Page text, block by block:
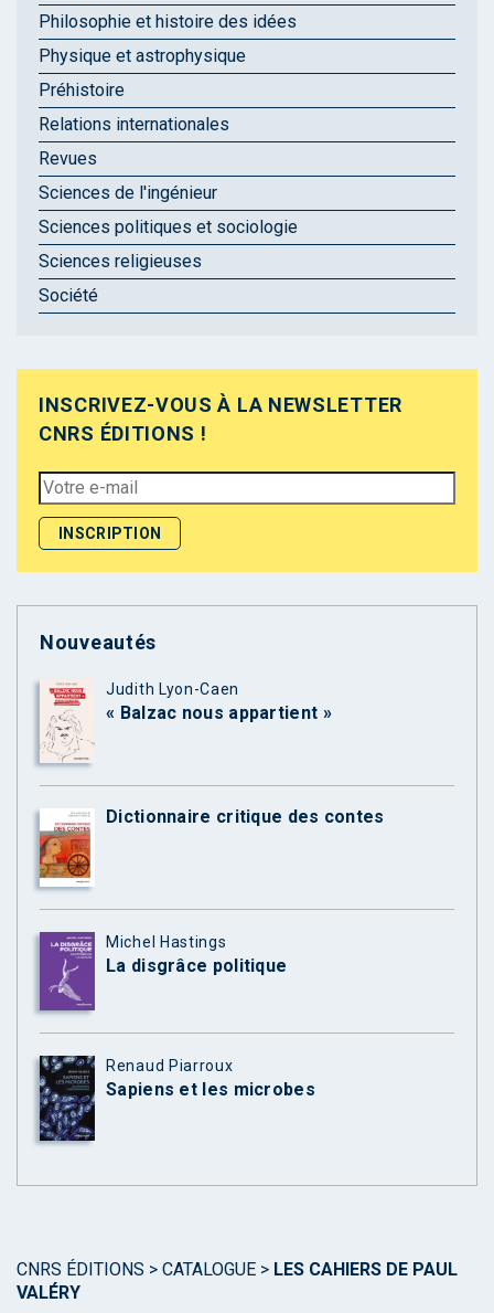
Philosophie et histoire des idées
Physique et astrophysique
Préhistoire
Relations internationales
Revues
Sciences de l'ingénieur
Sciences politiques et sociologie
Sciences religieuses
Société
INSCRIVEZ-VOUS À LA NEWSLETTER
CNRS ÉDITIONS !
Nouveautés
Judith Lyon-Caen
« Balzac nous appartient »
Dictionnaire critique des contes
Michel Hastings
La disgrâce politique
Renaud Piarroux
Sapiens et les microbes
CNRS ÉDITIONS > CATALOGUE > LES CAHIERS DE PAUL
VALÉRY